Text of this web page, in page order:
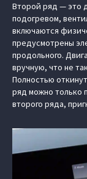
Второй ряд — это
подогревом,
включаются
предусмотрены
продольного.
вручную, что не
Полностью
ряд можно только
второго ряда,